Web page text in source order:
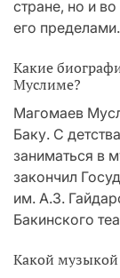
стране, но и
его пределами.
Какие
Муслиме?
Магомаев
Баку. С
заниматься в
закончил
им. А.З.
Бакинского
Какой